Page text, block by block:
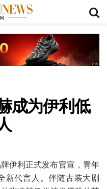
成为伊利低
伊利正式发布官宣，青年
新代言人。伴随古装大剧